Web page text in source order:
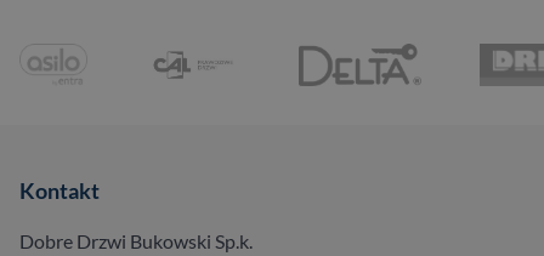
Kontakt
Dobre Drzwi Bukowski Sp.k.